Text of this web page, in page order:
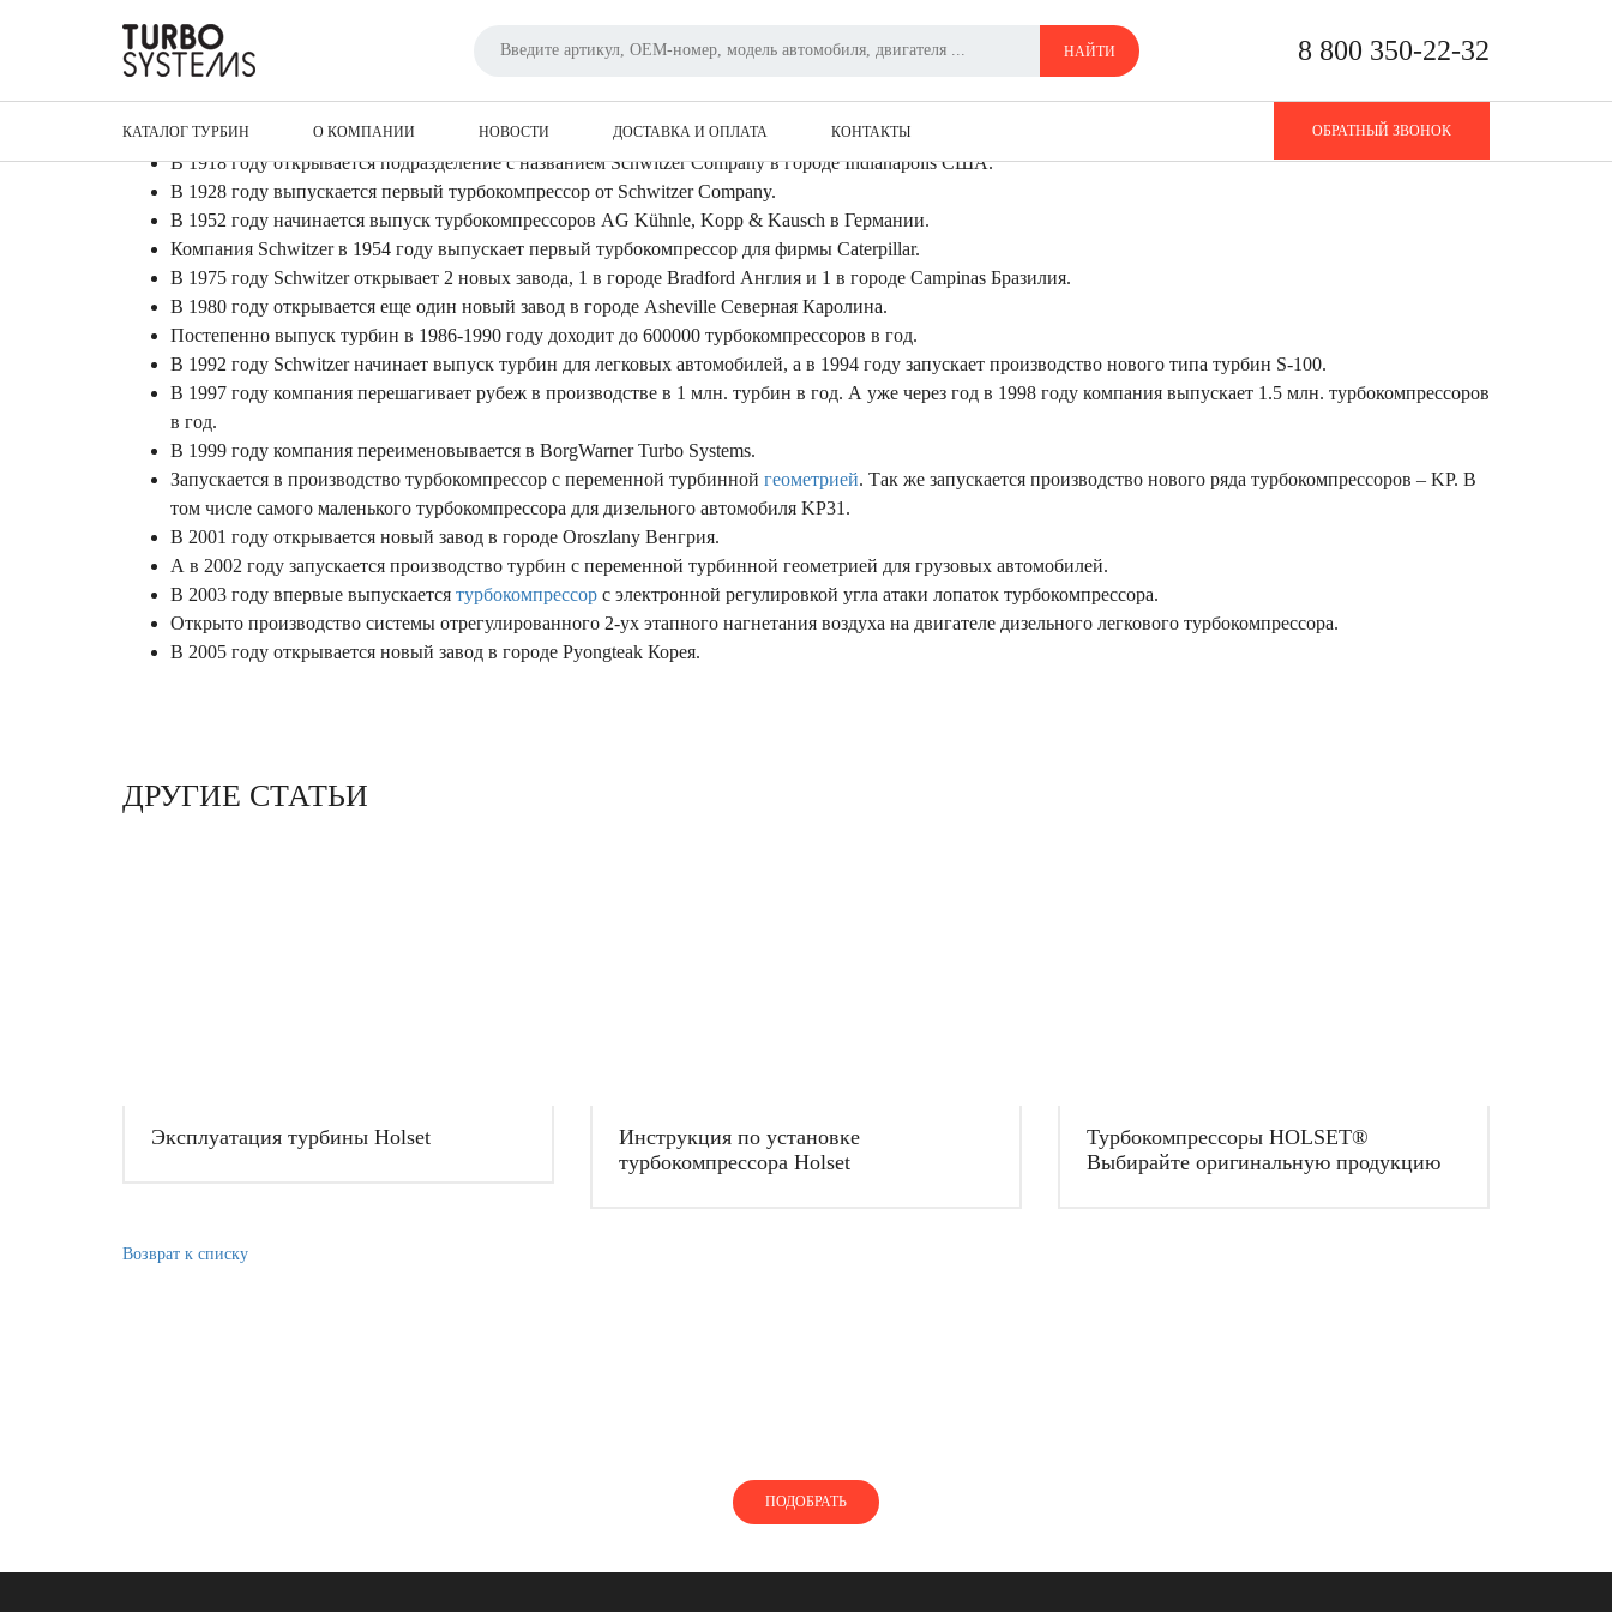
НАЙТИ 8 800 350-22-32
КАТАЛОГ ТУРБИН О КОМПАНИИ НОВОСТИ ДОСТАВКА И ОПЛАТА КОНТАКТЫ ОБРАТНЫЙ ЗВОНОК
Главная
ИСТОРИЯ КОМПАНИИ BORGWARNER TURBO SYSTEMS
История компании начинается с 1899 года, когда было учреждено акционерное общество Kopp & Kausch в городе Frankenthal Германия.
В 1918 году открывается подразделение с названием Schwitzer Company в городе Indianapolis США.
В 1928 году выпускается первый турбокомпрессор от Schwitzer Company.
В 1952 году начинается выпуск турбокомпрессоров AG Kühnle, Kopp & Kausch в Германии.
Компания Schwitzer в 1954 году выпускает первый турбокомпрессор для фирмы Caterpillar.
В 1975 году Schwitzer открывает 2 новых завода, 1 в городе Bradford Англия и 1 в городе Campinas Бразилия.
В 1980 году открывается еще один новый завод в городе Asheville Северная Каролина.
Постепенно выпуск турбин в 1986-1990 году доходит до 600000 турбокомпрессоров в год.
В 1992 году Schwitzer начинает выпуск турбин для легковых автомобилей, а в 1994 году запускает производство нового типа турбин S-100.
В 1997 году компания перешагивает рубеж в производстве в 1 млн. турбин в год. А уже через год в 1998 году компания выпускает 1.5 млн. турбокомпрессоров
в год.
В 1999 году компания переименовывается в BorgWarner Turbo Systems.
Запускается в производство турбокомпрессор с переменной турбинной геометрией. Так же запускается производство нового ряда турбокомпрессоров – KP. В
том числе самого маленького турбокомпрессора для дизельного автомобиля KP31.
В 2001 году открывается новый завод в городе Oroszlany Венгрия.
А в 2002 году запускается производство турбин с переменной турбинной геометрией для грузовых автомобилей.
В 2003 году впервые выпускается турбокомпрессор с электронной регулировкой угла атаки лопаток турбокомпрессора.
Открыто производство системы отрегулированного 2-ух этапного нагнетания воздуха на двигателе дизельного легкового турбокомпрессора.
В 2005 году открывается новый завод в городе Pyongteak Корея.
ДРУГИЕ СТАТЬИ
Эксплуатация турбины Holset
Инструкция по установке
турбокомпрессора Holset
Турбокомпрессоры HOLSET®
Выбирайте оригинальную продукцию
Возврат к списку
ПОДОБРАТЬ